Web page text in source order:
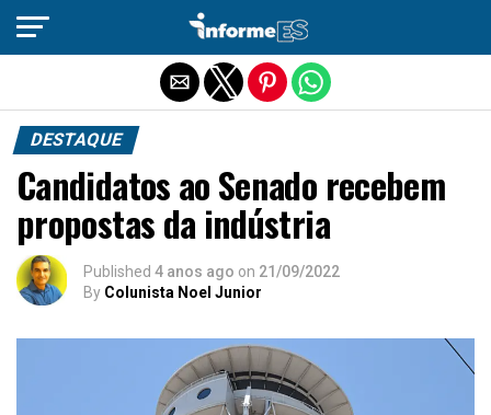
DESTAQUE
Candidatos ao Senado recebem
propostas da indústria
Published 4 anos ago on 21/09/2022
By Colunista Noel Junior
Sair da versão mobile